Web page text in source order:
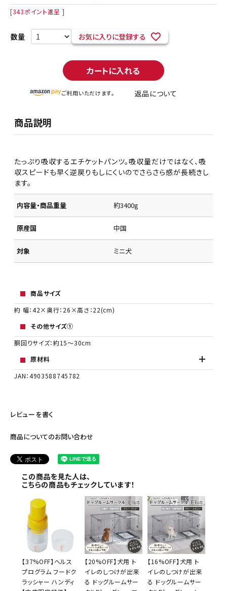
[343ポイント進呈 ]
お気に入りに登録する
カートに入れる
ご利用いただけます。 返品について
商品説明
たっぷり吸収するエチケットパンツ。吸収量だけではなく、吸
収スピードも早く逆戻りもしにくいのでさらさら感が長続きし
ます。
内容量・商品重量 約3400g
原産国 中国
対象 ミニ犬
商品サイズ
約 幅：42×奥行：26×高さ：22(cm)
その他サイズ①
胴回りサイズ：約15～30cm
原材料
JAN：4903588745782
レビューを書く
商品についてのお問い合わせ
この商品を見た人は、
こちらの商品もチェックしています！
【37%OFF】ヘルス
プログラム フードク
ラッシャー ハンディ
【20%OFF】犬用 ト
イレのしつけが出来
る ドッグルームサー
【16%OFF】犬用 ト
イレのしつけが出来
る ドッグルームサー